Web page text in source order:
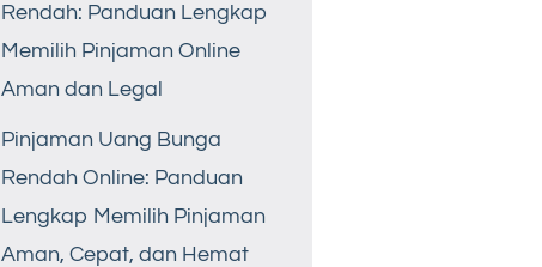
Rendah: Panduan Lengkap
Memilih Pinjaman Online
Aman dan Legal
Pinjaman Uang Bunga
Rendah Online: Panduan
Lengkap Memilih Pinjaman
Aman, Cepat, dan Hemat